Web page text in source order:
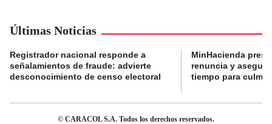
Últimas Noticias
Registrador nacional responde a
señalamientos de fraude: advierte
desconocimiento de censo electoral
MinHacienda
renuncia y
tiempo para
© CARACOL S.A. Todos los derechos reservados.